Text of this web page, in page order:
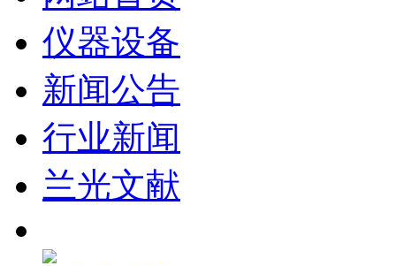
仪器设备
新闻公告
行业新闻
兰光文献